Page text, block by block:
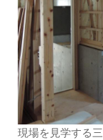
現場を見学する